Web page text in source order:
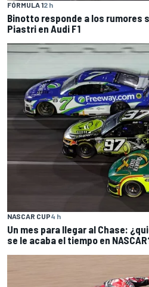
FÓRMULA 12 h
Binotto responde a los rumores
Piastri en Audi F1
NASCAR CUP4 h
Un mes para llegar al Chase:
se le acaba el tiempo en